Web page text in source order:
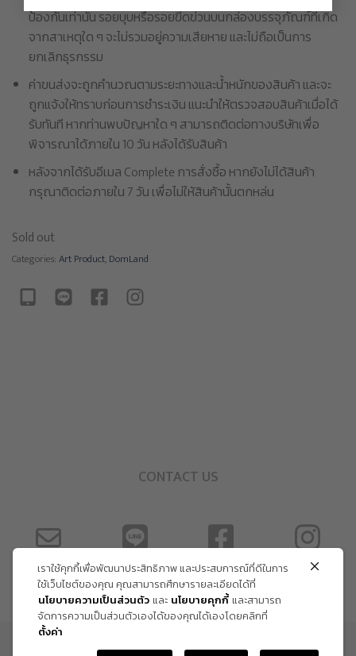
ป้องกันเท่านั้น รอยบุบหรือรอยขีดข่วนบนกล่องบรรจุภัณฑ์ที่เกิด
จากสาเหตุใด ๆ จะไม่รวมอยู่ความเสียหาย และไม่ถือเป็นการ
ยกเลิกธุรกรรม
ค่าขนส่งจะถูกคำนวณตามระยะทางและน้ำหนักของสินค้า และจะ
ถูกแจ้งให้ทราบก่อนการชำระเงิน แนะนำให้ตรวจสอบสินค้าเมื่อได้
รับทันที หากท่านพบปัญหาใด ๆ สามารถติดต่อทางบริษัทเพื่อ
พิจารณาได้ภายใน 10 วัน หลังได้รับสินค้า
หลังจากได้รับอีเมล Complete การสั่งซื้อ หากยังไม่ได้สินค้า
กรุณาติดต่อภายใน 7 วัน เพื่อไม่ให้สินค้านั้นตกหล่น
Sold out
Categories:Art Product,DomLand
CONTACT US
ข้อกำหนด และเงื่อนไข
เราใช้คุกกี้เพื่อพัฒนาประสิทธิภาพ และประสบการณ์ที่ดีในการ
ใช้เว็บไซต์ของคุณ คุณสามารถศึกษารายละเอียดได้ที่
นโยบายความเป็นส่วนตัวและ นโยบายคุกกี้และสามารถ
จัดการความเป็นส่วนตัวเองได้ของคุณได้เองโดยคลิกที่
ตั้งค่า